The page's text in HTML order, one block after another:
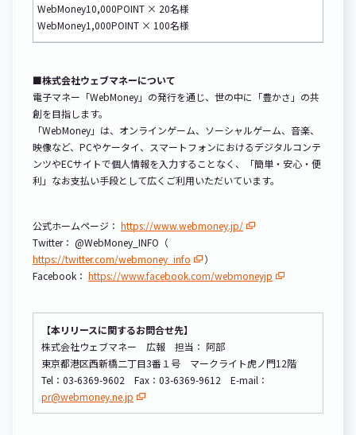
WebMoney10,000POINT × 20名様
WebMoney1,000POINT × 100名様
■株式会社ウェブマネーについて
電子マネー「WebMoney」の発行を通じ、世の中に「豊かさ」の共
創を目指します。
「WebMoney」は、オンラインゲーム、ソーシャルゲーム、音楽、
映像など、PCやケータイ、スマートフォンにおけるデジタルコンテ
ンツやECサイトで個人情報を入力することなく、「簡単・安心・便
利」なお支払い手段として広くご利用いただいています。
公式ホームページ： https://www.webmoney.jp/
Twitter： @WebMoney_INFO（
https://twitter.com/webmoney_info
）
Facebook： https://www.facebook.com/webmoneyjp
【本リリースに関するお問合せ先】
株式会社ウェブマネー 広報 担当： 阿部
東京都港区西新橋二丁目3番１号 マークライト虎ノ門12階
Tel：03-6369-9602 Fax：03-6369-9612 E-mail：
pr@webmoney.ne.jp